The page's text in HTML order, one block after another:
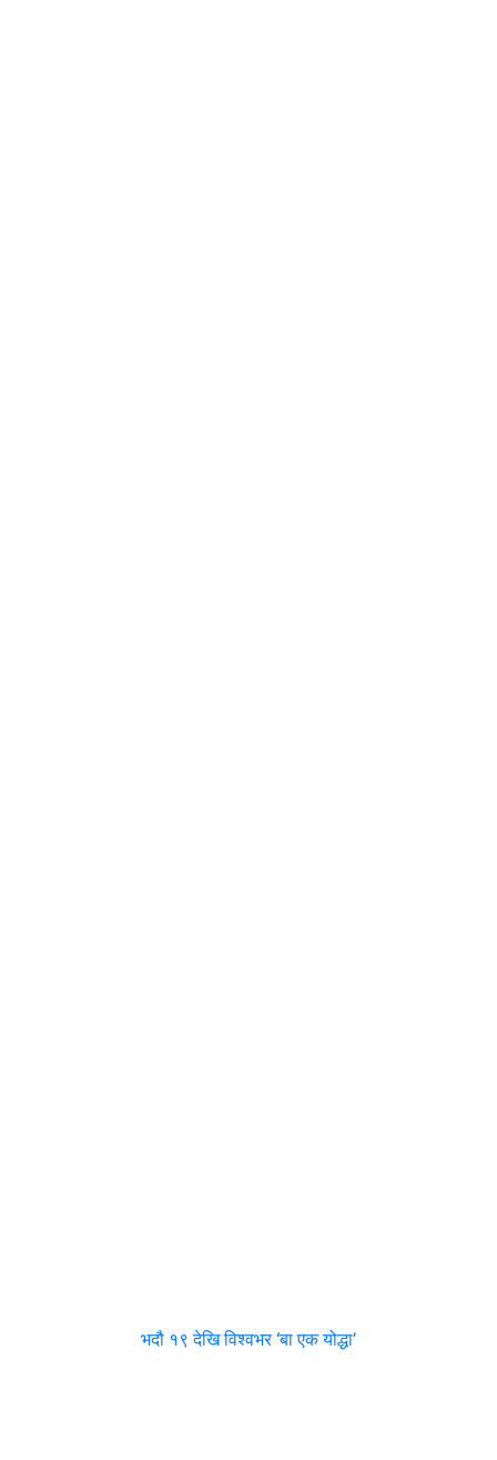
भदौ १९ देखि विश्वभर ‘बा एक योद्धा’